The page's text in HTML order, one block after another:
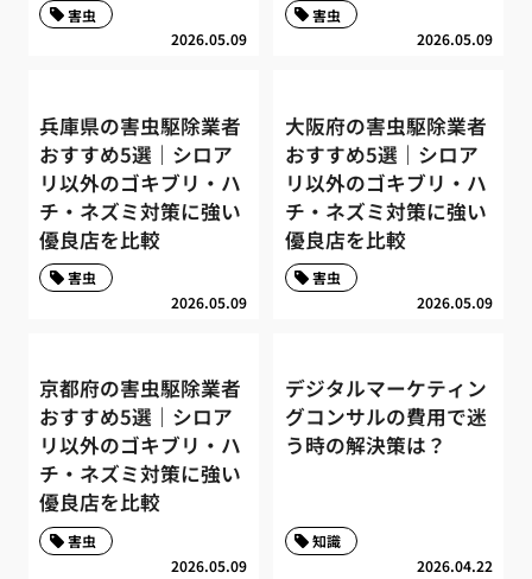
2026.05.09
害虫
2026.05.09
害虫
兵庫県の害虫駆除業者
おすすめ5選｜シロア
リ以外のゴキブリ・ハ
チ・ネズミ対策に強い
優良店を比較
2026.05.09
害虫
大阪府の害虫駆除業者
おすすめ5選｜シロア
リ以外のゴキブリ・ハ
チ・ネズミ対策に強い
優良店を比較
2026.05.09
害虫
京都府の害虫駆除業者
おすすめ5選｜シロア
リ以外のゴキブリ・ハ
チ・ネズミ対策に強い
優良店を比較
2026.05.09
害虫
デジタルマーケティン
グコンサルの費用で迷
う時の解決策は？
2026.04.22
知識